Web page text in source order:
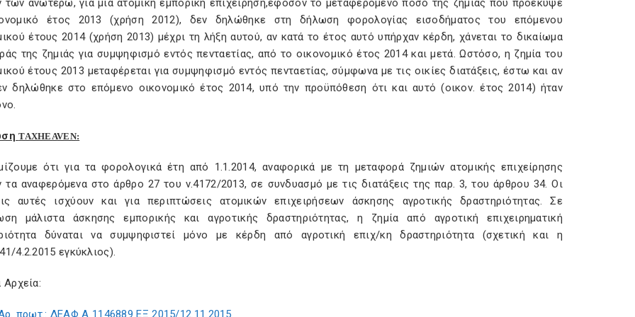
των ανωτέρω, για μια ατομική εμπορική επιχείρηση,εφόσον το μεταφερόμενο ποσό της ζημιάς που προέκυψε
έτος 2013 (χρήση 2012), δεν δηλώθηκε στη δήλωση φορολογίας εισοδήματος του επόμενου
έτους 2014 (χρήση 2013) μέχρι τη λήξη αυτού, αν κατά το έτος αυτό υπήρχαν κέρδη, χάνεται το δικαίωμα
της ζημιάς για συμψηφισμό εντός πενταετίας, από το οικονομικό έτος 2014 και μετά. Ωστόσο, η ζημία του
έτους 2013 μεταφέρεται για συμψηφισμό εντός πενταετίας, σύμφωνα με τις οικίες διατάξεις, έστω και αν
δηλώθηκε στο επόμενο οικονομικό έτος 2014, υπό την προϋπόθεση ότι και αυτό (οικον. έτος 2014) ήταν
TAXHEAVEN:
ότι για τα φορολογικά έτη από 1.1.2014, αναφορικά με τη μεταφορά ζημιών ατομικής επιχείρησης
τα αναφερόμενα στο άρθρο 27 του ν.4172/2013, σε συνδυασμό με τις διατάξεις της παρ. 3, του άρθρου 34. Οι
αυτές ισχύουν και για περιπτώσεις ατομικών επιχειρήσεων άσκησης αγροτικής δραστηριότητας. Σε
μάλιστα άσκησης εμπορικής και αγροτικής δραστηριότητας, η ζημία από αγροτική επιχειρηματική
δύναται να συμψηφιστεί μόνο με κέρδη από αγροτική επιχ/κη δραστηριότητα (σχετική και η
4.2.2015 εγκύκλιος).
Αρχεία:
πρωτ.: ΔΕΑΦ Α 1146889 ΕΞ 2015/12.11.2015